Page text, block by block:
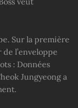
Sur la première
l’enveloppe
: Données
Jungyeong a